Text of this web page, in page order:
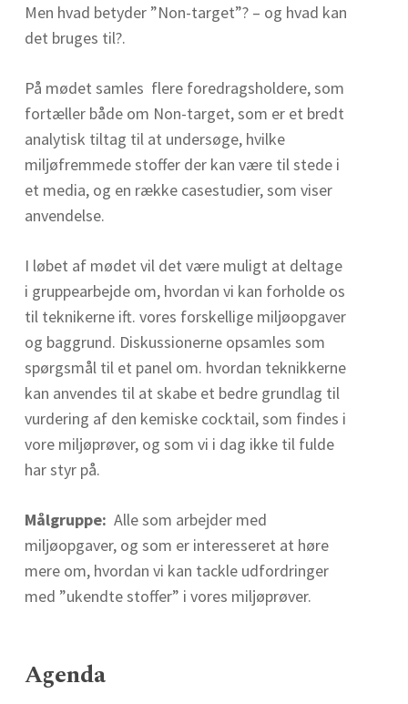
Men hvad betyder ”Non-target”? – og hvad kan
det bruges til?.
På mødet samles flere foredragsholdere, som
fortæller både om Non-target, som er et bredt
analytisk tiltag til at undersøge, hvilke
miljøfremmede stoffer der kan være til stede i
et media, og en række casestudier, som viser
anvendelse.
I løbet af mødet vil det være muligt at deltage
i gruppearbejde om, hvordan vi kan forholde os
til teknikerne ift. vores forskellige miljøopgaver
og baggrund. Diskussionerne opsamles som
spørgsmål til et panel om. hvordan teknikkerne
kan anvendes til at skabe et bedre grundlag til
vurdering af den kemiske cocktail, som findes i
vore miljøprøver, og som vi i dag ikke til fulde
har styr på.
Målgruppe: Alle som arbejder med
miljøopgaver, og som er interesseret at høre
mere om, hvordan vi kan tackle udfordringer
med ”ukendte stoffer” i vores miljøprøver.
Agenda